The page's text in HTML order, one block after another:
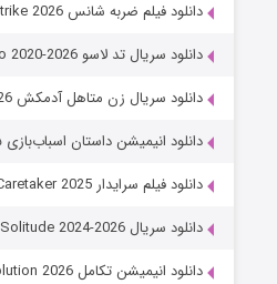
دانلود فیلم ضربه شانس Lucky Strike 2026
دانلود سریال تد لاسو Ted Lasso 2020-2026
دانلود سریال زن متاهل آدمکش A Bona Fide Killer 2026
دانلود انیمیشن داستان اسباب‌بازی ۵ Toy Story 5 (2026)
دانلود فیلم سرایدار The Caretaker 2025
دانلود سریال One Hundred Years of Solitude 2024-2026
دانلود انیمیشن تکامل Evolution 2026